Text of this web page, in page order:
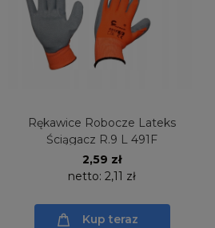
Rękawice Robocze Lateks
Ściągacz R.9 L 491F
2,59 zł
netto: 2,11 zł
Kup teraz